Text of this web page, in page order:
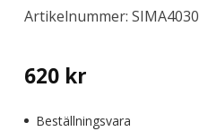
Artikelnummer: SIMA4030
620 kr
Beställningsvara